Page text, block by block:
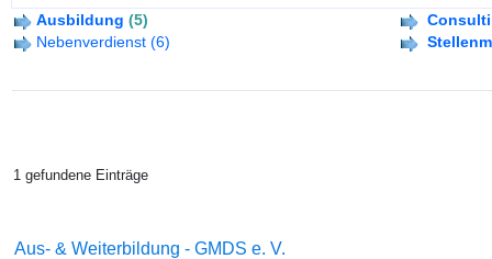
Ausbildung (5)
Nebenverdienst (6)
1 gefundene Einträge
Aus- & Weiterbildung - GMDS e. V.